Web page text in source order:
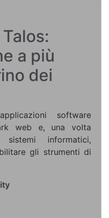
a più
dei
software
web e, una volta
informatici,
gli strumenti di